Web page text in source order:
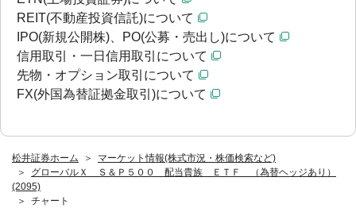
松井証券ホーム
マーケット情報(株式市況・株価検索など)
グローバルＸ Ｓ＆Ｐ５００ 配当貴族 ＥＴＦ （為替ヘッジあり）
(2095)
チャート
REIT(不動産投資信託)について
IPO(新規公開株)、PO(公募・売出し)について
信用取引・一日信用取引について
先物・オプション取引について
FX(外国為替証拠金取引)について